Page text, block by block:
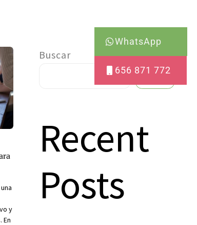
y
En
Buscar
Buscar
Recent
Posts
WhatsApp
656 871 772